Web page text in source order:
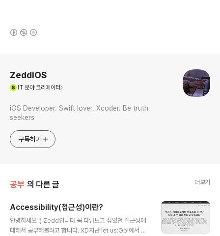
ZeddiOS
IT 분야 크리에이터
iOS Developer. Swift lover. Xcoder. Be truth
seekers
구독하기
공부 의 다른 글 더보기
Accessibility(접근성)이란?
안녕하세요 :) Zedd입니다.꼭 다뤄보고 싶었던 접근성에
대해서 공부해볼려고 합니다. XD지난 let us:Go!에서 범